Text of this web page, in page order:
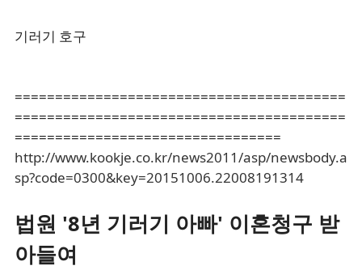
기러기 호구
=========================================
=========================================
=================================
http://www.kookje.co.kr/news2011/asp/newsbody.a
sp?code=0300&key=20151006.22008191314
법원 '8년 기러기 아빠' 이혼청구 받
아들여